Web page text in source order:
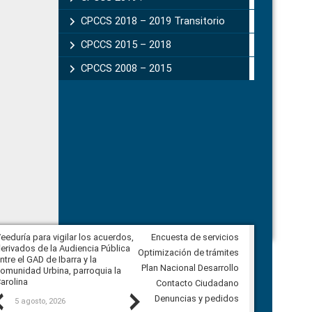
CPCCS 2018 – 2019 Transitorio
CPCCS 2015 – 2018
CPCCS 2008 – 2015
Previous
para vigilar los acuerdos,
de la Audiencia Pública
el GAD de Ibarra y la
Urbina, parroquia la
5 agosto, 2026
CPCCS convoca a Veeduría
Ciudadana para vigilar el concurso
5 agosto, 2026
Next
Encuesta de servicios
Optimización de trámites
Plan Nacional Desarrollo
Contacto Ciudadano
Denuncias y pedidos